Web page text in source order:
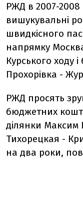
РЖД в 2007-
вишукувальні
швидкісного
напрямку
Курського ходу
Прохорівка -
РЖД просять
бюджетних
ділянки Максим
Тихорецкая -
на два роки,